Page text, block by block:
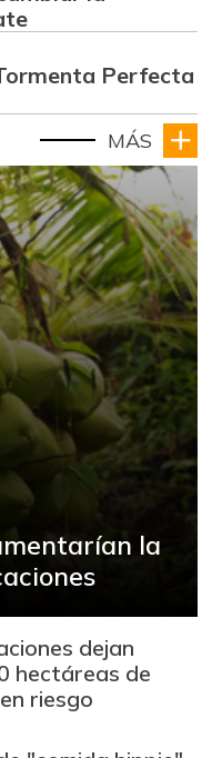
Perfecta
MÁS
la
dejan
hectáreas de
riesgo